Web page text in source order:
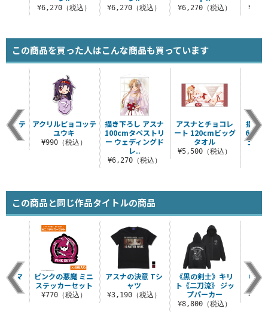
¥6,270（税込） ¥6,270（税込）
¥6,270（税込）
この商品を買った人はこんな商品も買っています
描き下ろし アスナ
100cmタペストリ
ー ウェディングド
レ..
¥6,270（税込）
アスナとチョコレ
ート 120cmビッグ
タオル
¥5,500（税込）
描き
ェデ
コッテ
込）
アクリルピョコッテ
ユウキ
¥990（税込）
この商品と同じ作品タイトルの商品
アスナの決意 Tシ
ャツ
¥3,190（税込）
《黒の剣士》キリ
ト《二刀流》 ジッ
プパーカー
¥8,800（税込）
《絶
ッ
イマ
込）
ピンクの悪魔 ミニ
ステッカーセット
¥770（税込）